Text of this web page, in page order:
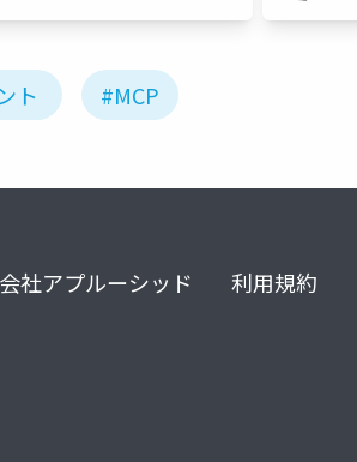
ト #MCP
社アプルーシッド 利用規約